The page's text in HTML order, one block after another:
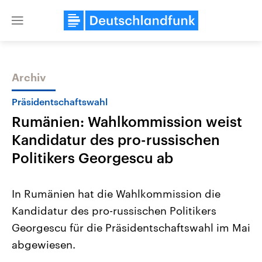
Close
Themen
2026
Alle Informationen
Sachsen-Anhalt wählt am 6.
September 2026 einen neuen
Landtag. Seit 2021 wird das
Aktuelle Beiträge,
Hintergründe
Wirtschaftlich und
Archiv
Präsidentschaftswahl
Rumänien: Wahlkommission weist
Kandidatur des pro-russischen
Politikers Georgescu ab
In Rumänien hat die Wahlkommission die
Kandidatur des pro-russischen Politikers
Georgescu für die Präsidentschaftswahl im Mai
abgewiesen.